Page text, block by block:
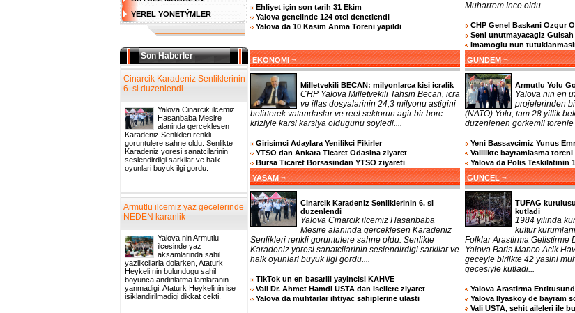
YEREL YÖNETÝMLER
Son Haberler
Cinarcik Karadeniz Senliklerinin
6. si duzenlendi
Yalova Cinarcik ilcemiz
Hasanbaba Mesire
alaninda gerceklesen
Karadeniz Senlikleri renkli
goruntulere sahne oldu. Senlikte
Karadeniz yoresi sanatcilarinin
seslendirdigi sarkilar ve halk
oyunlari buyuk ilgi gordu.
Armutlu ilcemiz yaz gecelerinde
NEDEN karanlik
Yalova nin Armutlu
ilcesinde yaz
aksamlarinda sahil
yazlikcilarla dolarken, Ataturk
Heykeli nin bulundugu sahil
boyunca andinlatma lamlaranin
yanmadigi, Ataturk Heykelinin ise
isiklandirilmadigi dikkat cekti.
Ehliyet için son tarih 31 Ekim
Yalova genelinde 124 otel denetlendi
Yalova da 10 Kasim Anma Toreni yapildi
Muharrem Ince oldu....
CHP Genel Baskani Ozgur
Seni unutmayacagiz Gulsah
Imamoglu nun
EKONOMI ¬
Milletvekili BECAN: milyonlarca kisi icralik
CHP Yalova Milletvekili Tahsin Becan, icra
ve iflas dosyalarinin 24,3 milyonu astigini
belirterek vatandaslar ve reel sektorun agir bir borc
kriziyle karsi karsiya oldugunu soyledi....
Girisimci Adaylara Yenilikci Fikirler
YTSO dan Ankara Ticaret Odasina ziyaret
Bursa Ticaret Borsasindan YTSO ziyareti
GÜNDEM ¬
Armutlu Yolu
Yalova nin en
projelerinden
(NATO) Yolu, tam 28 yillik
duzenlenen gorkemli torenle
Yeni Bassavcimiz Yunus
Valilikte bayramlasma
Yalova da Polis Teskilatinin
YASAM ¬
Cinarcik Karadeniz Senliklerinin 6. si
duzenlendi
Yalova Cinarcik ilcemiz Hasanbaba
Mesire alaninda gerceklesen Karadeniz
Senlikleri renkli goruntulere sahne oldu. Senlikte
Karadeniz yoresi sanatcilarinin seslendirdigi sarkilar ve
halk oyunlari buyuk ilgi gordu....
TikTok un en basarili yayincisi KAHVE
Vali Dr. Ahmet Hamdi USTA dan iscilere ziyaret
Yalova da muhtarlar ihtiyac sahiplerine ulasti
GÜNCEL ¬
TUFAG
kutladi
1984 yilinda
kultur
Folklar Arastirma Gelistirme
Yalova Baris Manco Acik
geceyle birlikte 42 yasini
gecesiyle kutladi...
Yalova Arastirma
Yalova Ilyaskoy de bayram
Vali USTA, sehit aileleri ile